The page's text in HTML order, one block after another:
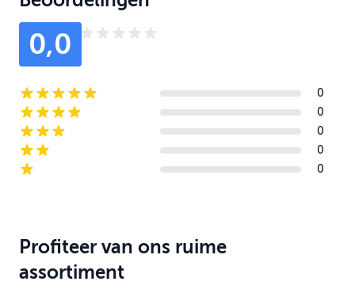
0,0
5-star reviews
0
4-star reviews
0
3-star reviews
0
2-star reviews
0
1-star reviews
0
Profiteer van ons ruime
assortiment